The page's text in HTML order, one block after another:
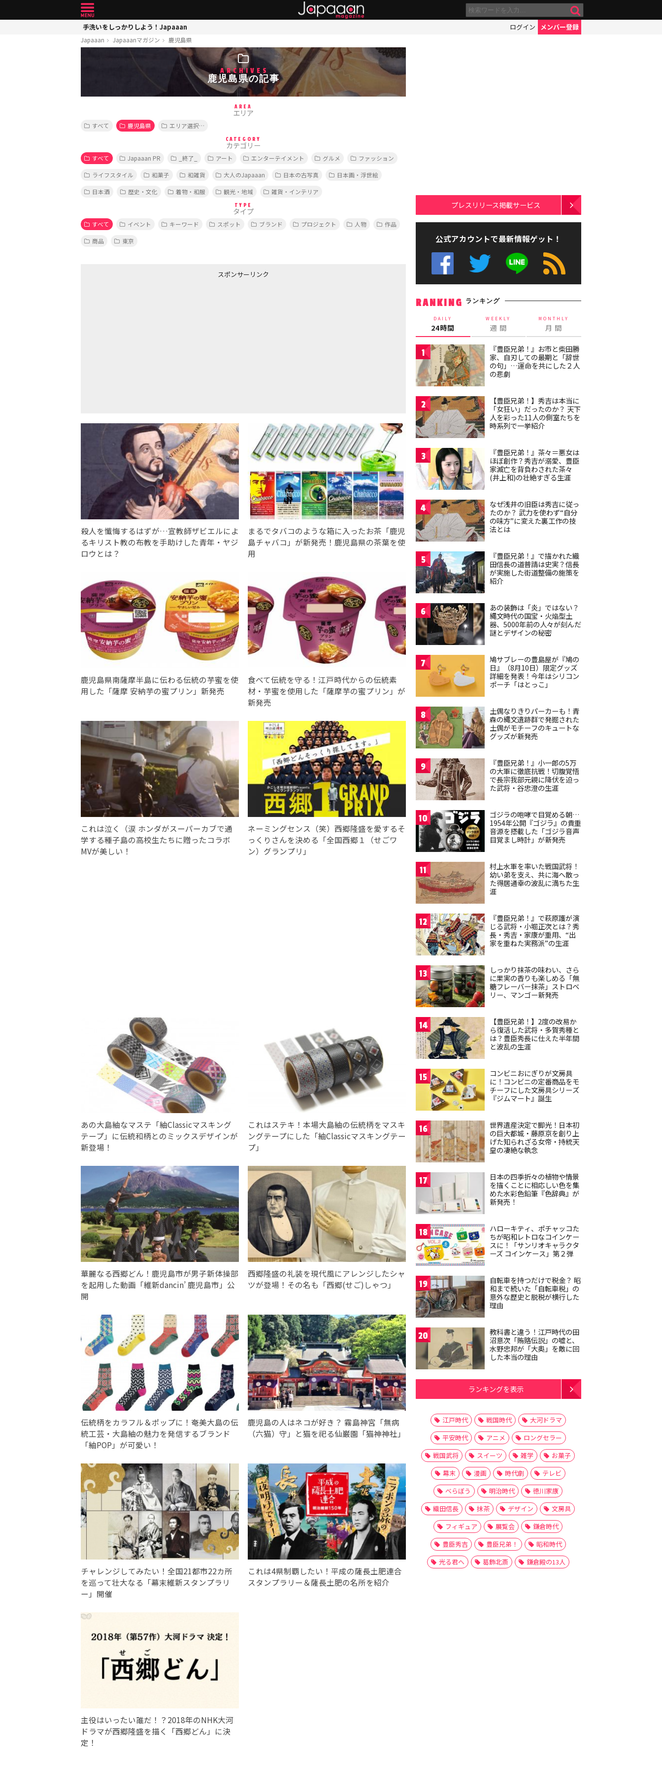
手洗いをしっかりしよう！Japaaan ログイン メンバー登録
Japaaan Japaaanマガジン 鹿児島県
ARCHIVES
鹿児島県の記事
AREA
エリア
すべて 鹿児島県 エリア選択…
CATEGORY
カテゴリー
すべて Japaaan PR _終了_ アート エンターテイメント グルメ
ファッション
ライフスタイル
和菓子 和雑貨 大人のJapaaan 日本の古写真
日本画・浮世絵
日本酒
歴史・文化 着物・和服 観光・地域 雑貨・インテリア
TYPE
タイプ
すべて イベント キーワード スポット ブランド プロジェクト 人物
作品
商品
東京
スポンサーリンク
殺人を懺悔するはずが…宣教師ザビエルによ
るキリスト教の布教を手助けした青年・ヤジ
ロウとは？
まるでタバコのような箱に入ったお茶「鹿児
島チャバコ」が新発売！鹿児島県の茶葉を使
用
鹿児島県南薩摩半島に伝わる伝統の芋蜜を使
用した「薩摩 安納芋の蜜プリン」新発売
食べて伝統を守る！江戸時代からの伝統素
材・芋蜜を使用した「薩摩芋の蜜プリン」が
新発売
これは泣く（涙 ホンダがスーパーカブで通
学する種子島の高校生たちに贈ったコラボ
MVが美しい！
ネーミングセンス（笑）西郷隆盛を愛するそ
っくりさんを決める「全国西郷１（せごワ
ン）グランプリ」
あの大島紬なマステ「紬Classicマスキング
テープ」に伝統和柄とのミックスデザインが
新登場！
これはステキ！本場大島紬の伝統柄をマスキ
ングテープにした「紬Classicマスキングテー
プ」
華麗なる西郷どん！鹿児島市が男子新体操部
を起用した動画「維新dancin’ 鹿児島市」公
開
西郷隆盛の礼装を現代風にアレンジしたシャ
ツが登場！その名も「西郷(せご)しゃつ」
伝統柄をカラフル＆ポップに！奄美大島の伝
統工芸・大島紬の魅力を発信するブランド
「紬POP」が可愛い！
鹿児島の人はネコが好き？ 霧島神宮「無病
（六猫）守」と猫を祀る仙巌園「猫神神社」
チャレンジしてみたい！全国21都市22カ所
を巡って壮大なる「幕末維新スタンプラリ
ー」開催
これは4県制覇したい！平成の薩長土肥連合
スタンプラリー＆薩長土肥の名所を紹介
主役はいったい誰だ！？2018年のNHK大河
ドラマが西郷隆盛を描く「西郷どん」に決
定！
プレスリリース掲載サービス
公式アカウントで最新情報ゲット！
RANKING ランキング
DAILY
24時間
WEEKLY
週 間
MONTHLY
月 間
1
『豊臣兄弟！』お市と柴田勝
家、自刃しての最期と「辞世
の句」…運命を共にした２人
の悲劇
2
【豊臣兄弟！】秀吉は本当に
「女狂い」だったのか？ 天下
人を彩った11人の側室たちを
時系列で一挙紹介
3
『豊臣兄弟！』茶々＝悪女は
ほぼ創作？秀吉が溺愛、豊臣
家滅亡を背負わされた茶々
(井上和)の壮絶すぎる生涯
4
なぜ浅井の旧臣は秀吉に従っ
たのか？ 武力を使わず“自分
の味方”に変えた裏工作の技
法とは
5
『豊臣兄弟！』で描かれた織
田信長の道普請は史実？信長
が実施した街道整備の施策を
紹介
6
あの装飾は「炎」ではない？
縄文時代の国宝・火焔型土
器、5000年前の人々が刻んだ
謎とデザインの秘密
7
鳩サブレーの豊島屋が『鳩の
日』（8月10日）限定グッズ
詳細を発表！今年はシリコン
ポーチ「はとっこ」
8
土偶なりきりパーカーも！青
森の縄文遺跡群で発掘された
土偶がモチーフのキュートな
グッズが新発売
9
『豊臣兄弟！』小一郎の5万
の大軍に徹底抗戦！切腹覚悟
で長宗我部元親に降伏を迫っ
た武将・谷忠澄の生涯
10
ゴジラの咆哮で目覚める朝…
1954年公開『ゴジラ』の貴重
音源を搭載した「ゴジラ音声
目覚まし時計」が新発売
11
村上水軍を率いた戦国武将！
幼い弟を支え、共に海へ散っ
た得居通幸の波乱に満ちた生
涯
12
『豊臣兄弟！』で萩原護が演
じる武将・小堀正次とは？秀
長・秀吉・家康が重用、“出
家を重ねた実務派”の生涯
13
しっかり抹茶の味わい、さら
に果実の香りも楽しめる「無
糖フレーバー抹茶」ストロベ
リー、マンゴー新発売
14
【豊臣兄弟！】2度の改易か
ら復活した武将・多賀秀種と
は？豊臣秀長に仕えた半年間
と波乱の生涯
15
コンビニおにぎりが文房具
に！コンビニの定番商品をモ
チーフにした文房具シリーズ
『ジムマート』誕生
16
世界遺産決定で脚光！日本初
の巨大都城・藤原京を創り上
げた知られざる女帝・持統天
皇の凄絶な執念
17
日本の四季折々の植物や情景
を描くことに相応しい色を集
めた水彩色鉛筆『色辞典』が
新発売！
18
ハローキティ、ポチャッコた
ちが昭和レトロなコインケー
スに！「サンリオキャラクタ
ーズ コインケース」第２弾
19
自転車を持つだけで税金？ 昭
和まで続いた「自転車税」の
意外な歴史と脱税が横行した
理由
20
教科書と違う！江戸時代の田
沼意次「賄賂伝説」の嘘と、
水野忠邦が「大奥」を敵に回
した本当の理由
ランキングを表示
江戸時代 戦国時代
大河ドラマ
平安時代
アニメ
ロングセラー
戦国武将
スイーツ 雑学
お菓子
幕末
漫画 時代劇
テレビ
べらぼう
明治時代
徳川家康
織田信長
抹茶 デザイン
文房具
フィギュア
展覧会
鎌倉時代
豊臣秀吉
豊臣兄弟！
昭和時代
光る君へ
葛飾北斎 鎌倉殿の13人